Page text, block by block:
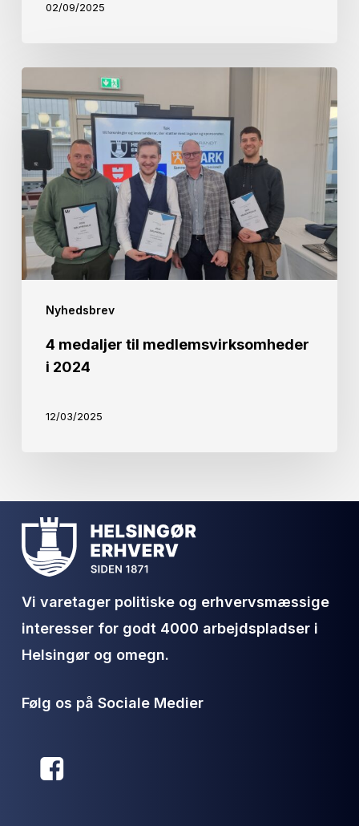
02/09/2025
Nyhedsbrev
medaljer
til
medlemsvirksomheder
i
2024
4 medaljer til medlemsvirksomheder
i 2024
12/03/2025
Vi varetager politiske og erhvervsmæssige
interesser for godt 4000 arbejdspladser i
Helsingør og omegn.
Følg os på Sociale Medier